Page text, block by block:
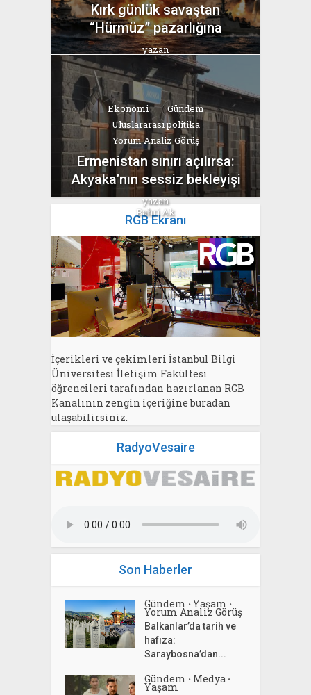
Kırk günlük savaştan
“Hürmüz” pazarlığına
yazan
Bahri Ak
Ekonomi
Gündem
Uluslararası politika
Yorum Analiz Görüş
Ermenistan sınırı açılırsa:
Akyaka’nın sessiz bekleyişi
yazan
Bahri Ak
RGB Ekranı
İçerikleri ve çekimleri İstanbul Bilgi
Üniversitesi İletişim Fakültesi
öğrencileri tarafından hazırlanan RGB
Kanalının zengin içeriğine buradan
ulaşabilirsiniz.
RadyoVesaire
Son Haberler
Gündem • Yaşam •
Yorum Analiz Görüş
Balkanlar’da tarih ve
hafıza:
Saraybosna’dan...
Gündem • Medya •
Yaşam